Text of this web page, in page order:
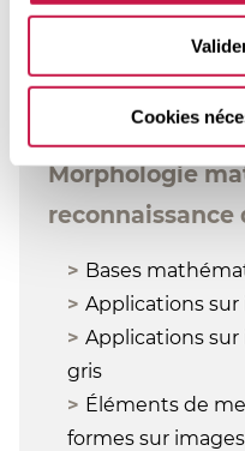
Cookies
de contours, par
Segmentation:
(modèles
Morphologie
reconnaissance
Bases
Applications sur
Applications sur
gris
Éléments de
formes sur